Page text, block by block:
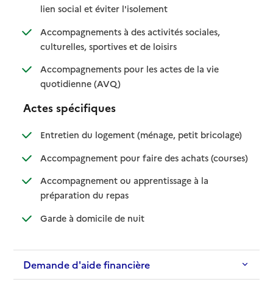
lien social et éviter l'isolement: disponible
: non disponible
Accompagnements à des activités sociales,
culturelles, sportives et de loisirs: disponible
: non disponible
Accompagnements pour les actes de la vie
quotidienne (AVQ): disponible
: non disponible
Actes spécifiques
Entretien du logement (ménage, petit bricolage): disponible
: non
Accompagnement pour faire des achats (courses)
:
: non
Accompagnement ou apprentissage à la
préparation du repas: disponible
: non disponible
Garde à domicile de nuit: disponible
: non disponible
Demande d'aide financière